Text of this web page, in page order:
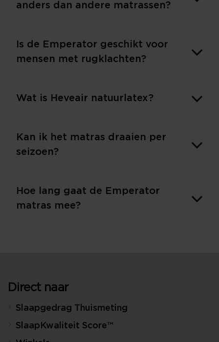
anders dan andere matrassen?
Is de Emperator geschikt voor
mensen met rugklachten?
Wat is Heveair natuurlatex?
Kan ik het matras draaien per
seizoen?
Hoe lang gaat de Emperator
matras mee?
Direct naar
Slaapgedrag Thuismeting
SlaapKwaliteit Score™